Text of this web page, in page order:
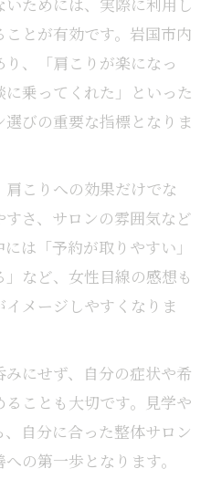
とが有効です。岩国市内
、「肩こりが楽になっ
乗ってくれた」といった
びの重要な指標となりま
こりへの効果だけでな
さ、サロンの雰囲気など
は「予約が取りやすい」
」など、女性目線の感想も
メージしやすくなりま
にせず、自分の症状や希
ことも大切です。見学や
自分に合った整体サロン
の第一歩となります。